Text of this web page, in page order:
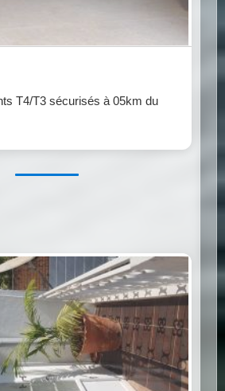
T4/T3 sécurisés à 05km du